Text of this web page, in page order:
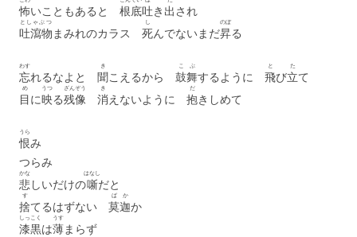
怖いこともあると 根底吐き 出 され
吐瀉物
としゃぶつ
まみれのカラス 死
し
んでないまだ昇
のぼ
る
忘
わす
れるなよと 聞
き
こえるから 鼓舞
こぶ
するように 飛
と
び立
た
て
目
め
に映
うつ
る残像
ざんぞう
消
き
えないように 抱
だ
きしめて
恨
うら
み
つらみ
悲
かな
しいだけの噺
はなし
だと
捨
す
てるはずない 莫迦
ばか
か
漆黒
しっこく
は薄
うす
まらず